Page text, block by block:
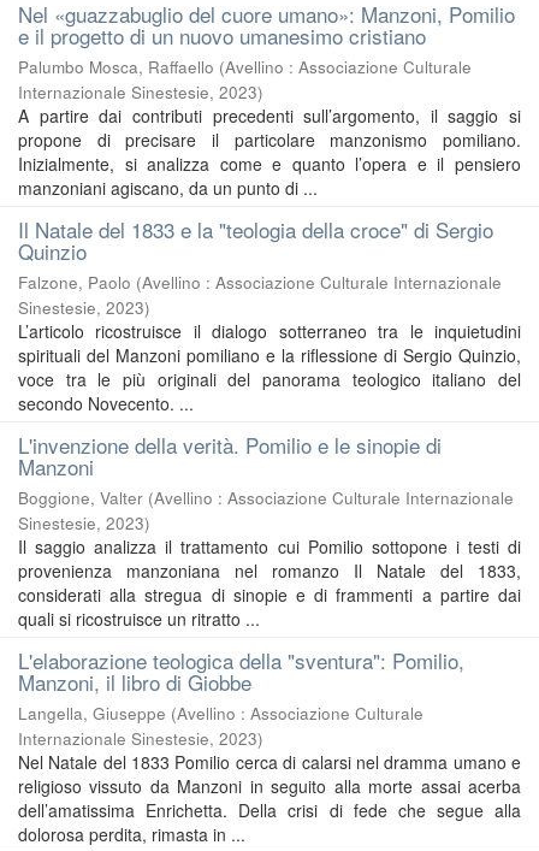
Nel «guazzabuglio del cuore umano»: Manzoni, Pomilio
e il progetto di un nuovo umanesimo cristiano
Palumbo Mosca, Raffaello (Avellino : Associazione Culturale
Internazionale Sinestesie, 2023)
A partire dai contributi precedenti sull’argomento, il saggio si
propone di precisare il particolare manzonismo pomiliano.
Inizialmente, si analizza come e quanto l’opera e il pensiero
manzoniani agiscano, da un punto di ...
Il Natale del 1833 e la "teologia della croce" di Sergio
Quinzio
Falzone, Paolo (Avellino : Associazione Culturale Internazionale
Sinestesie, 2023)
L’articolo ricostruisce il dialogo sotterraneo tra le inquietudini
spirituali del Manzoni pomiliano e la riflessione di Sergio Quinzio,
voce tra le più originali del panorama teologico italiano del
secondo Novecento. ...
L'invenzione della verità. Pomilio e le sinopie di
Manzoni
Boggione, Valter (Avellino : Associazione Culturale Internazionale
Sinestesie, 2023)
Il saggio analizza il trattamento cui Pomilio sottopone i testi di
provenienza manzoniana nel romanzo Il Natale del 1833,
considerati alla stregua di sinopie e di frammenti a partire dai
quali si ricostruisce un ritratto ...
L'elaborazione teologica della "sventura": Pomilio,
Manzoni, il libro di Giobbe
Langella, Giuseppe (Avellino : Associazione Culturale
Internazionale Sinestesie, 2023)
Nel Natale del 1833 Pomilio cerca di calarsi nel dramma umano e
religioso vissuto da Manzoni in seguito alla morte assai acerba
dell’amatissima Enrichetta. Della crisi di fede che segue alla
dolorosa perdita, rimasta in ...